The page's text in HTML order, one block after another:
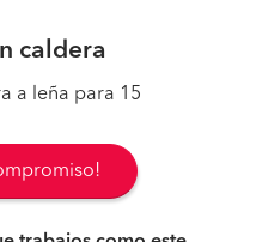
caldera
a leña para 15